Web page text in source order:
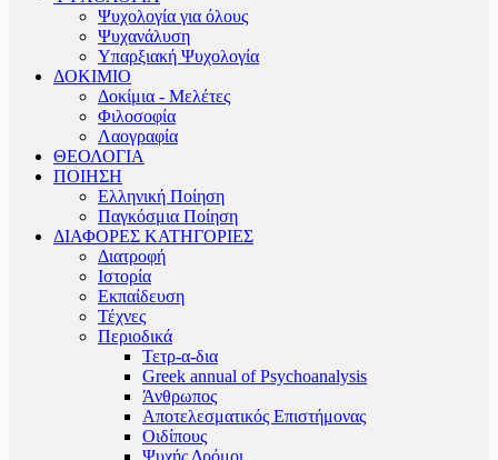
Ψυχολογία για όλους
Ψυχανάλυση
Υπαρξιακή Ψυχολογία
ΔΟΚΙΜΙΟ
Δοκίμια - Μελέτες
Φιλοσοφία
Λαογραφία
ΘΕΟΛΟΓΙΑ
ΠΟΙΗΣΗ
Ελληνική Ποίηση
Παγκόσμια Ποίηση
ΔΙΑΦΟΡΕΣ ΚΑΤΗΓΟΡΙΕΣ
Διατροφή
Ιστορία
Εκπαίδευση
Τέχνες
Περιοδικά
Τετρ-α-δια
Greek annual of Psychoanalysis
Άνθρωπος
Αποτελεσματικός Επιστήμονας
Οιδίπους